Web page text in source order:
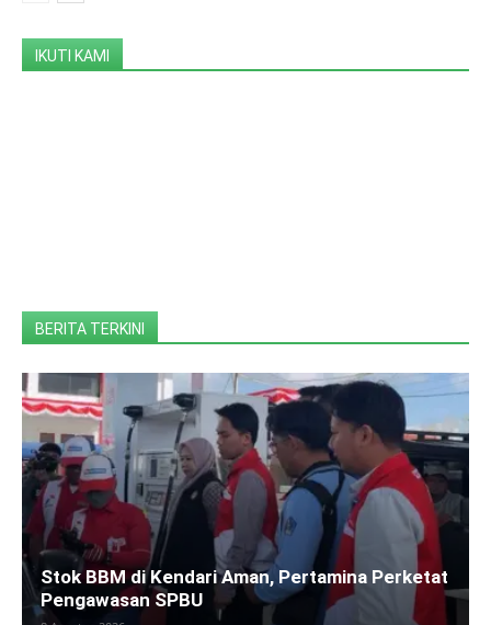
IKUTI KAMI
BERITA TERKINI
Stok BBM di Kendari Aman, Pertamina Perketat
Pengawasan SPBU